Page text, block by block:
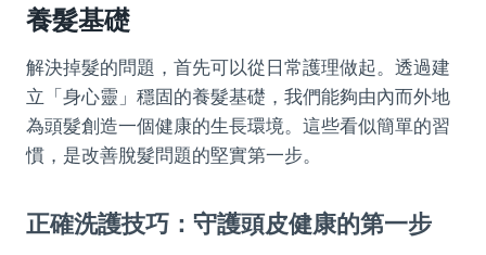
養髮基礎
解決掉髮的問題，首先可以從日常護理做起。透過建
立「身心靈」穩固的養髮基礎，我們能夠由內而外地
為頭髮創造一個健康的生長環境。這些看似簡單的習
慣，是改善脫髮問題的堅實第一步。
正確洗護技巧：守護頭皮健康的第一步